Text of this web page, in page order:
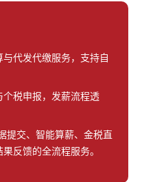
代发代缴服务，支持自
税申报，发薪流程透
提交、智能算薪、金税直
反馈的全流程服务。